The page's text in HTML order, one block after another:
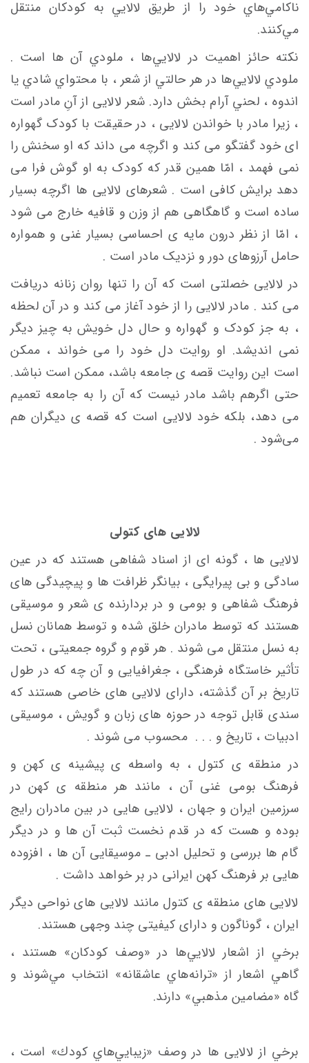
ناكامي‌هاي خود را از طريق لالايي به كودكان منتقل
مي‌كنند.
نكته حائز اهميت در لالايي‌ها ، ملودي آن ها است .
ملودي لالايي‌ها در هر حالتي از شعر ، با محتواي شادي يا
اندوه ، لحني آرام بخش دارد. شعر لالایی از آنِ مادر است
، زیرا مادر با خواندن لالایی ، در حقیقت با کودک گهواره
ای خود گفتگو می کند و اگرچه می داند که او سخنش را
نمی فهمد ، امّا همین قدر که کودک به او گوش فرا می
دهد برایش کافی است . شعرهای لالایی ها اگرچه بسیار
ساده است و گاهگاهی هم از وزن و قافیه خارج می شود
، امّا از نظر درون مایه ی احساسی بسیار غنی و همواره
حامل آرزوهای دور و نزدیک مادر است .
در لالایی خصلتی است که آن را تنها روان زنانه دریافت
می کند . مادر لالایی را از خود آغاز می کند و در آن لحظه
، به جز کودک و گهواره و حال دل خویش به چیز دیگر
نمی اندیشد. او روایت دل خود را می خواند ، ممکن
است این روایت قصه ی جامعه باشد، ممکن است نباشد.
حتی اگرهم باشد مادر نیست که آن را به جامعه تعمیم
می دهد، بلکه خود لالایی است که قصه ی دیگران هم
می‌شود .
لالایی های کتولی
لالایی ها ، گونه ای از اسناد شفاهی هستند که در عین
سادگی و بی پیرایگی ، بیانگر ظرافت ها و پیچیدگی های
فرهنگ شفاهی و بومی و در بردارنده ی شعر و موسیقی
هستند که توسط مادران خلق شده و توسط همانان نسل
به نسل منتقل می شوند . هر قوم و گروه جمعیتی ، تحت
تأثیر خاستگاه فرهنگی ، جغرافیایی و آن چه که در طول
تاریخ بر آن گذشته، دارای لالایی های خاصی هستند که
سندی قابل توجه در حوزه های زبان و گویش ، موسیقی
ادبیات ، تاریخ و . . . محسوب می شوند .
در منطقه ی کتول ، به واسطه ی پیشینه ی کهن و
فرهنگ بومی غنی آن ، مانند هر منطقه ی کهن در
سرزمین ایران و جهان ، لالایی هایی در بین مادران رایج
بوده و هست که در قدم نخست ثبت آن ها و در دیگر
گام ها بررسی و تحلیل ادبی ـ موسیقایی آن ها ، افزوده
هایی بر فرهنگ کهن ایرانی در بر خواهد داشت .
لالایی های منطقه ی کتول مانند لالایی های نواحی دیگر
ایران ، گوناگون و دارای کیفیتی چند وجهی هستند.
برخي از اشعار لالايي‌ها در «وصف كودكان» هستند ،
گاهي اشعار از «ترانه‌هاي‌ عاشقانه» انتخاب مي‌شوند و
گاه «مضامين مذهبي» دارند.
برخي از لالایی ها در وصف «زيبايي‌هاي كودك» است ،